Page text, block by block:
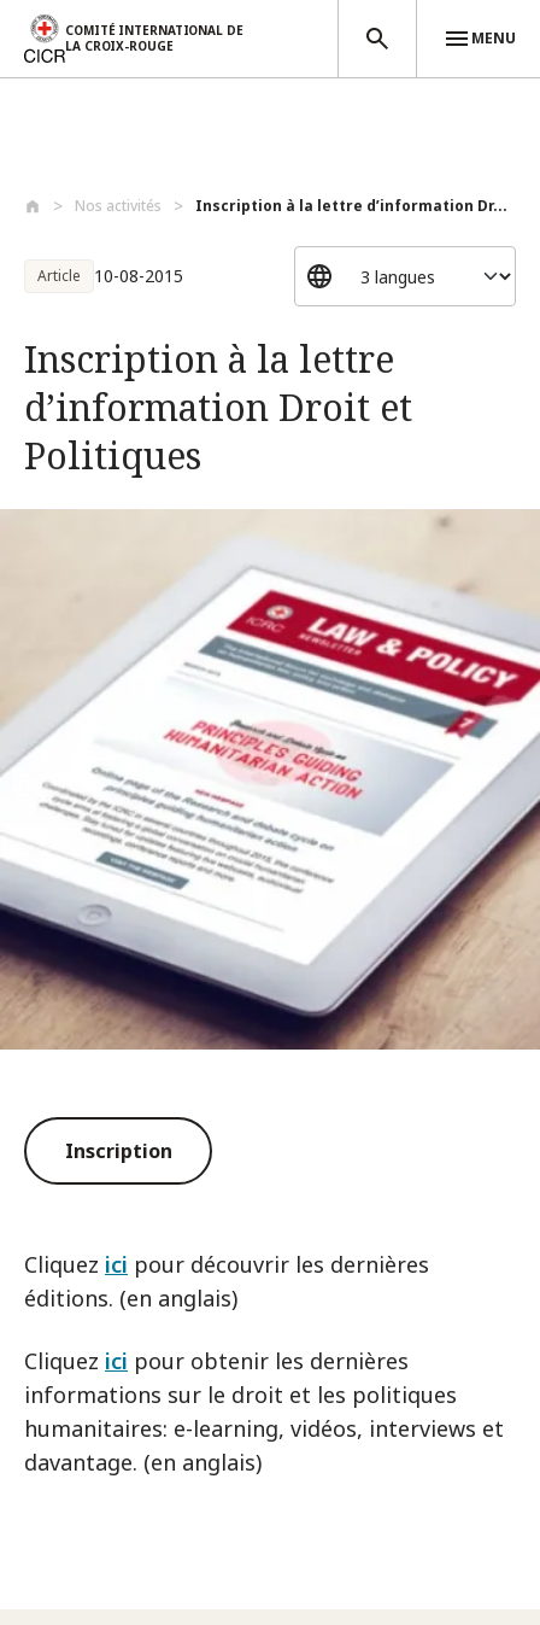
COMITÉ INTERNATIONAL DE
LA CROIX-ROUGE
MENU
Nos activités Inscription à la lettre d’information Dr...
Article 10-08-2015
Inscription à la lettre
d’information Droit et
Politiques
Inscription
Cliquez ici pour découvrir les dernières
éditions. (en anglais)
Cliquez ici pour obtenir les dernières
informations sur le droit et les politiques
humanitaires: e-learning, vidéos, interviews et
davantage. (en anglais)